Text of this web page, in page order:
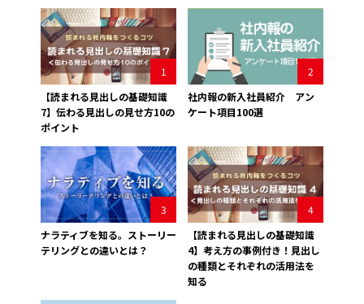
1
【読まれる見出しの基礎知識
7】伝わる見出しの見せ方10の
ポイント
2
社内報の新入社員紹介 アン
ケート項目100選
3
ナラティブを知る。ストーリー
テリングとの違いとは？
4
【読まれる見出しの基礎知識
4】考え方の事例付き！見出し
の種類とそれぞれの活用法を
知る